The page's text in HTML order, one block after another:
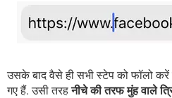
उसके बाद वैसे ही सभी स्टेप को फॉलो
गए हैं. उसी तरहनीचे की तरफ मुंह वाले